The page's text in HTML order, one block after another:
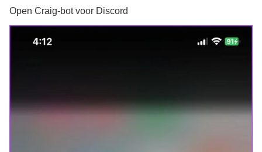
Open Craig-bot voor Discord